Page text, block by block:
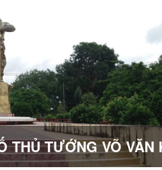
THỦ TƯỚNG VÕ VĂN